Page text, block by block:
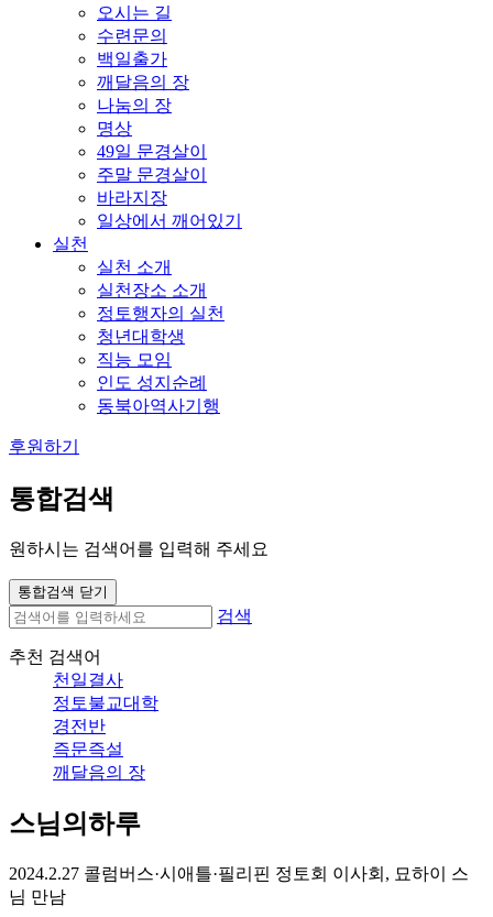
오시는 길
수련문의
백일출가
깨달음의 장
나눔의 장
명상
49일 문경살이
주말 문경살이
바라지장
일상에서 깨어있기
실천
실천 소개
실천장소 소개
정토행자의 실천
청년대학생
직능 모임
인도 성지순례
동북아역사기행
후원하기
통합검색
원하시는 검색어를 입력해 주세요
통합검색 닫기
검색
추천 검색어
천일결사
정토불교대학
경전반
즉문즉설
깨달음의 장
스님의하루
2024.2.27 콜럼버스·시애틀·필리핀 정토회 이사회, 묘하이 스
님 만남